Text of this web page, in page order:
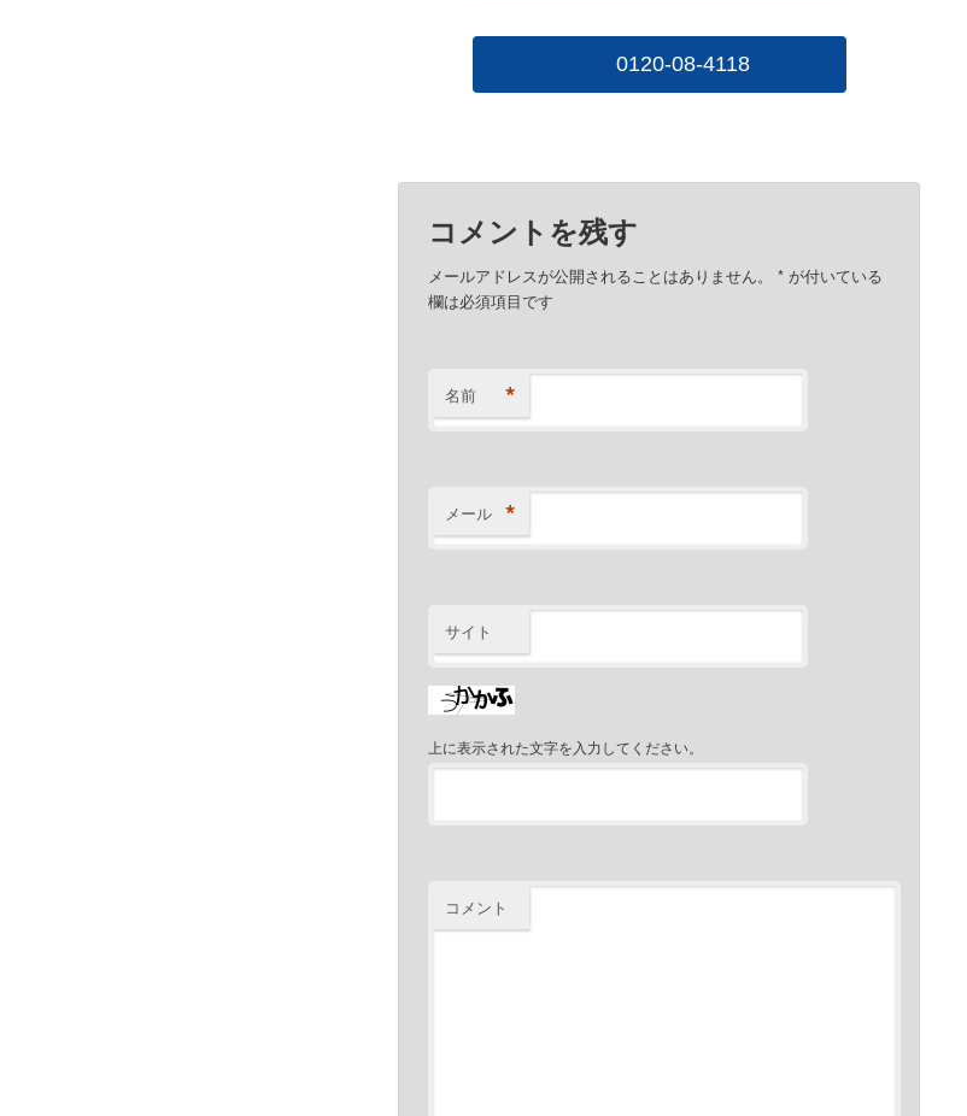
0120-08-4118
コメントを残す
メールアドレスが公開されることはありません。 * が付いている
欄は必須項目です
名前 *
メール *
サイト
上に表示された文字を入力してください。
コメント